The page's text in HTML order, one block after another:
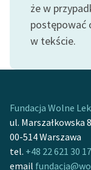
że w
postępować
w tekście.
Fundacja Wolne
ul. Marszałkowska
00-514 Warszawa
tel. +48 22 621 30 17
email